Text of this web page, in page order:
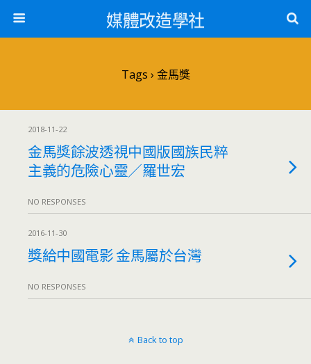
媒體改造學社
Tags › 金馬獎
2018-11-22
金馬獎餘波透視中國版國族民粹
主義的危險心靈／羅世宏
NO RESPONSES
2016-11-30
獎給中國電影 金馬屬於台灣
NO RESPONSES
Back to top